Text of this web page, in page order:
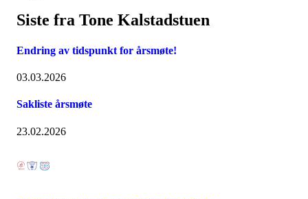
Siste fra Tone Kalstadstuen
Endring av tidspunkt for årsmøte!
03.03.2026
Sakliste årsmøte
23.02.2026